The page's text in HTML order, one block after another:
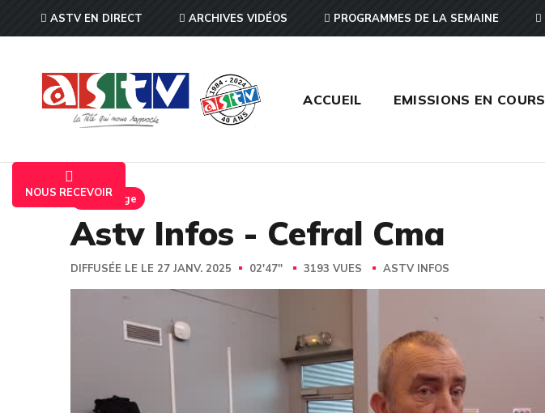
ASTV EN DIRECT ARCHIVES VIDÉOS PROGRAMMES DE LA SEMAINE
ACCUEIL EMISSIONS EN COURS
NOUS RECEVOIR
Reportage
Astv Infos - Cefral Cma
DIFFUSÉE LE LE 27 JANV. 2025 02'47'' 3193 VUES ASTV INFOS